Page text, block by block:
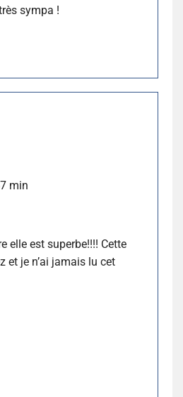
sympa !
min
elle est superbe!!!! Cette
et je n’ai jamais lu cet